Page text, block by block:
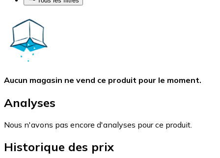
Aucun magasin ne vend ce produit pour le moment.
Analyses
Nous n'avons pas encore d'analyses pour ce produit.
Historique des prix